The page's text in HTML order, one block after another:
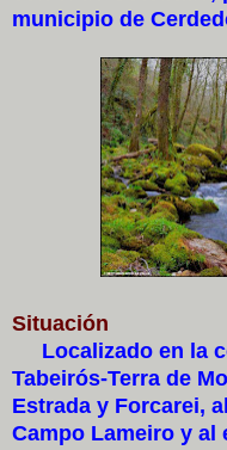
municipio de
Situación
Localizado en la
Tabeirós-Terra de
Estrada y Forcarei,
Campo Lameiro y al